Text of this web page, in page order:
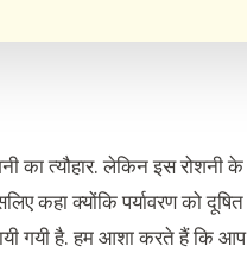
का त्यौहार. लेकिन इस रोशनी के
कहा क्योंकि पर्यावरण को दूषित
गयी है. हम आशा करते हैं कि आप